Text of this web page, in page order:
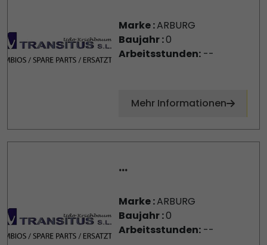
Marke :ARBURG
Baujahr :0
Arbeitsstunden:--
Mehr Informationen
...
Marke :ARBURG
Baujahr :0
Arbeitsstunden:--